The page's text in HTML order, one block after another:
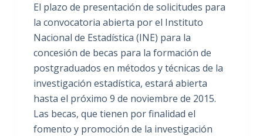
El plazo de presentación de solicitudes para
la convocatoria abierta por el Instituto
Nacional de Estadística (INE) para la
concesión de becas para la formación de
postgraduados en métodos y técnicas de la
investigación estadística, estará abierta
hasta el próximo 9 de noviembre de 2015.
Las becas, que tienen por finalidad el
fomento y promoción de la investigación